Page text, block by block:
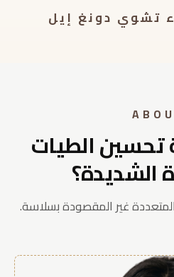
تشوي دونغ إيل
الطيات
الشديدة؟
غير المقصودة بسلاسة.